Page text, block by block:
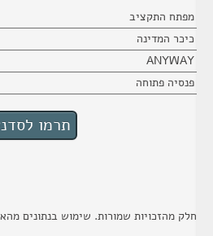
מפתח התקציב
כיכר המדינה
ANYWAY
פנסיה פתוחה
חלק מהזכויות שמורות. שימוש בנתונים